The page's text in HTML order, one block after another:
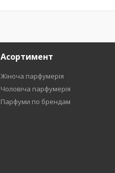
Асортимент
Жіноча парфумерія
Чоловіча парфумерія
Парфуми по брендам